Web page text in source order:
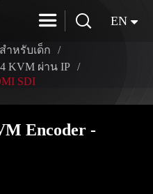
  EN
Encoder -
หรับเด็ก
KVM ผ่าน IP
SDI